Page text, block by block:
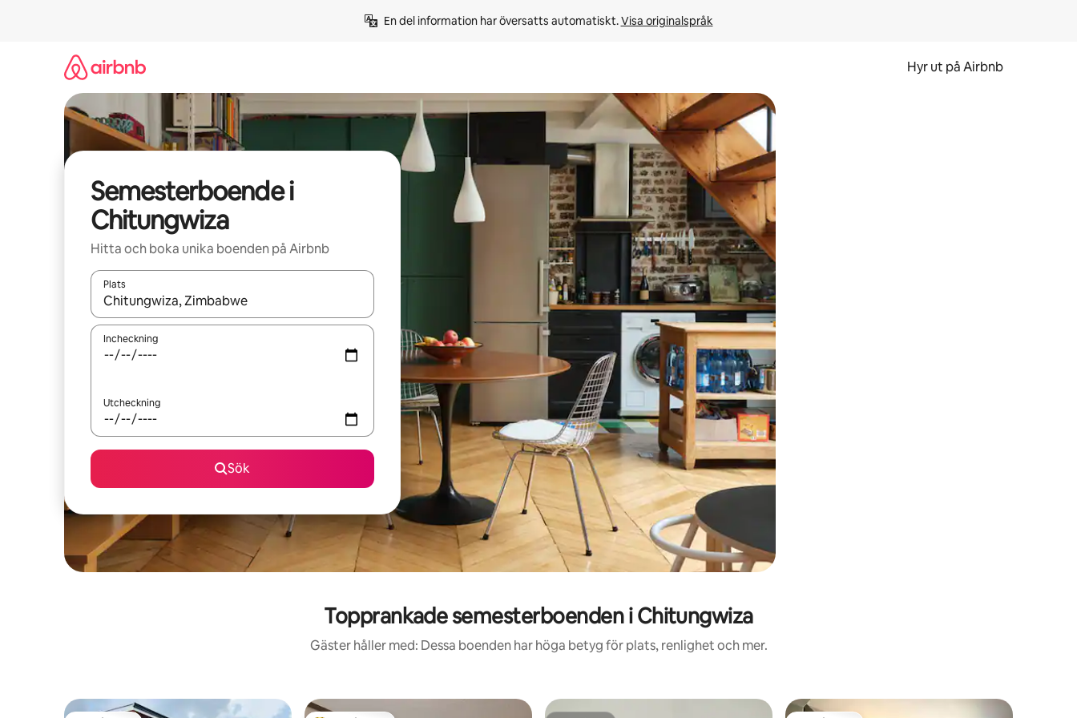
En del information har översatts automatiskt. Visa originalspråk
Hyr ut på Airbnb
Semesterboende i
Chitungwiza
Hitta och boka unika boenden på Airbnb
Plats
När resultaten är tillgängliga kan du navigera med upp- och nedåtpilarna eller utforska genom att trycka eller svepa.
Incheckning
Utcheckning
Sök
Topprankade semesterboenden i Chitungwiza
Gäster håller med: Dessa boenden har höga betyg för plats, renlighet och mer.